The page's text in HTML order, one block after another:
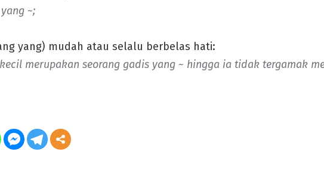
~;
yang) mudah atau selalu berbelas hati:
merupakan seorang gadis yang ~ hingga ia tidak tergamak